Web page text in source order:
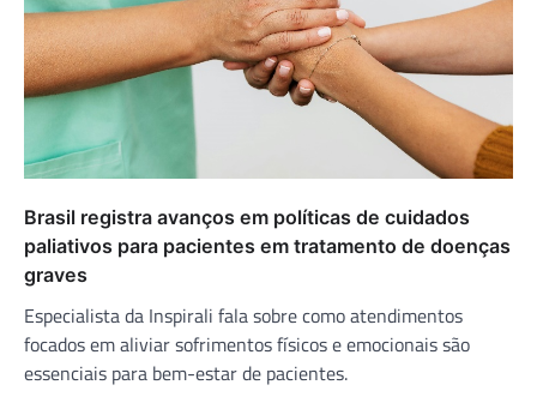
Brasil registra avanços em políticas de cuidados
paliativos para pacientes em tratamento de doenças
graves
Especialista da Inspirali fala sobre como atendimentos
focados em aliviar sofrimentos físicos e emocionais são
essenciais para bem-estar de pacientes.